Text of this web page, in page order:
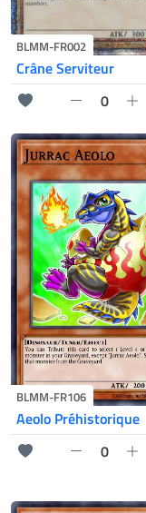
BLMM-FR002
Crâne Serviteur
0
BLMM-FR106
Aeolo Préhistorique
0